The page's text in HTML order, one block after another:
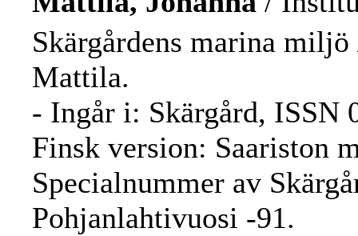
Skärgårdens marina
Mattila.
- Ingår i: Skärgård, ISSN
Finsk version: Saariston
Specialnummer av
Pohjanlahtivuosi -91.